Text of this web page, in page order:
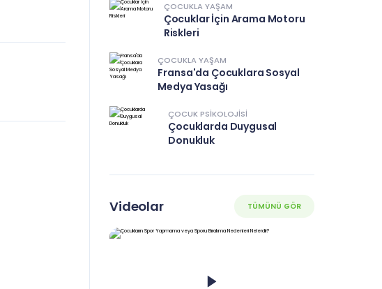
ÇOCUKLA YAŞAM
Çocuklar İçin Arama Motoru
Riskleri
ÇOCUKLA YAŞAM
Fransa'da Çocuklara Sosyal
Medya Yasağı
ÇOCUK PSIKOLOJISI
Çocuklarda Duygusal
Donukluk
Videolar TÜMÜNÜ GÖR